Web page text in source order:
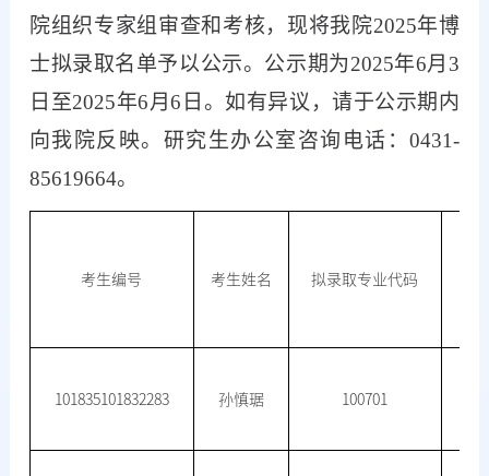
院组织专家组审查和考核，现将我院2025年博
士拟录取名单予以公示。 公示期为2025年6月 3
日至2025年6月6 日。如有异议，请于公示期内
向我院反映。研究生办公室咨询电话：0431-
85619664。
考生编号 考生姓名 拟录取专业代码
101835101832283 孙慎琚 100701